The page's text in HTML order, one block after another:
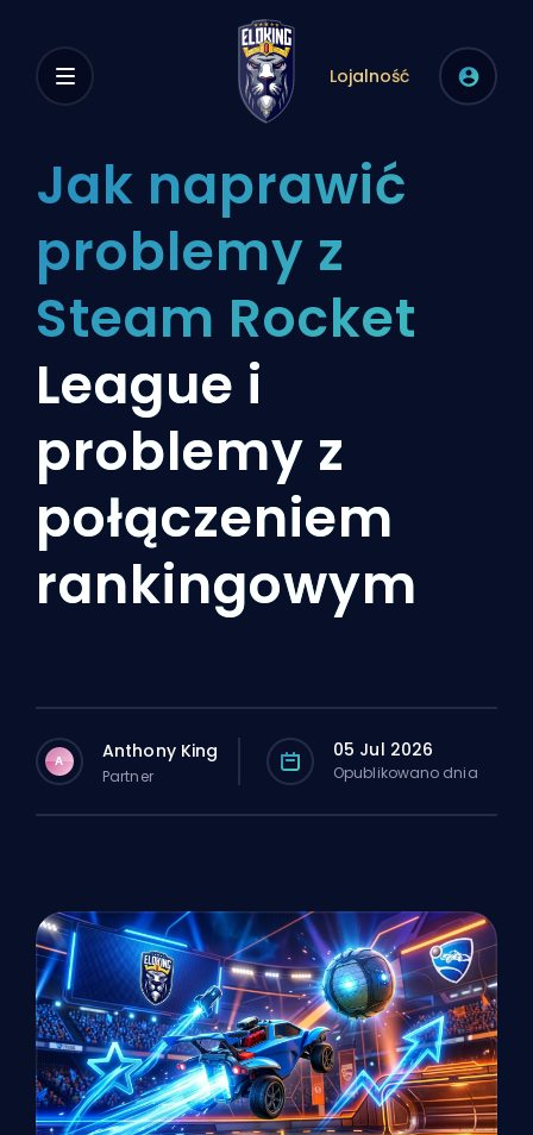
Lojalność
Jak naprawić
problemy z
Steam Rocket
League i
problemy z
połączeniem
rankingowym
A Anthony King
Partner
05 Jul 2026
Opublikowano dnia